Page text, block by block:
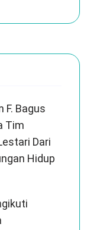
F. Bagus
Tim
Dari
Hidup